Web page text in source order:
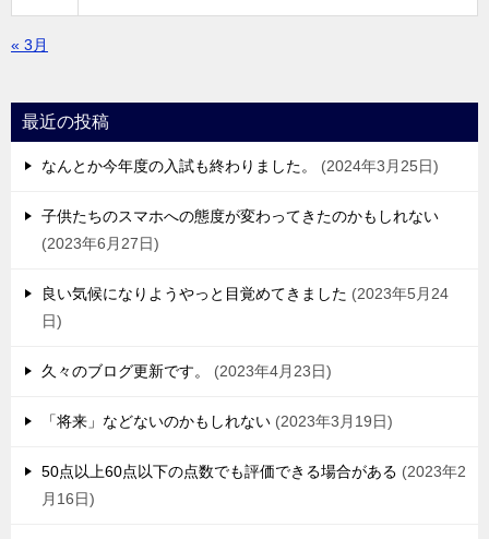
« 3月
最近の投稿
なんとか今年度の入試も終わりました。 2024年3月25日
子供たちのスマホへの態度が変わってきたのかもしれない
2023年6月27日
良い気候になりようやっと目覚めてきました
2023年5月24
日
久々のブログ更新です。 2023年4月23日
「将来」などないのかもしれない 2023年3月19日
50点以上60点以下の点数でも評価できる場合がある
2023年2
月16日